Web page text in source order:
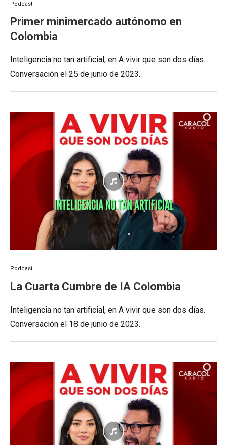
Podcast
Primer minimercado autónomo en
Colombia
Inteligencia no tan artificial, en A vivir que son dos días.
Conversación el 25 de junio de 2023.
Podcast
La Cuarta Cumbre de IA Colombia
Inteligencia no tan artificial, en A vivir que son dos días.
Conversación el 18 de junio de 2023.